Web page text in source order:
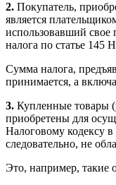
2. Покупатель,
является
использовавший свое
налога по статье 145
Сумма налога,
принимается, а
3. Купленные товары
приобретены для
Налоговому кодексу
следовательно, не
Это, например, такие